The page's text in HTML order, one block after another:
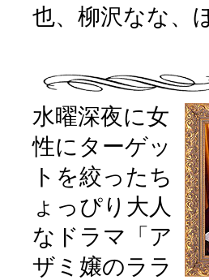
也、柳沢なな、
水曜深夜に女
性にターゲッ
トを絞ったち
ょっぴり大人
なドラマ「ア
ザミ嬢のララ